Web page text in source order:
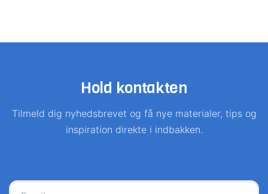
Hold kontakten
Tilmeld dig nyhedsbrevet og få nye materialer, tips og
inspiration direkte i indbakken.